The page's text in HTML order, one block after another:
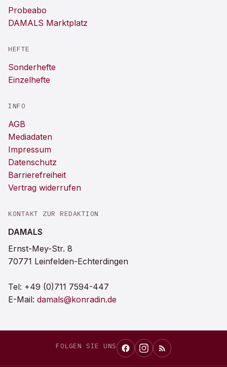
Probeabo
DAMALS Marktplatz
HEFTE
Sonderhefte
Einzelhefte
INFO
AGB
Mediadaten
Impressum
Datenschutz
Barrierefreiheit
Vertrag widerrufen
KONTAKT ZUR REDAKTION
DAMALS
Ernst-Mey-Str. 8
70771 Leinfelden-Echterdingen
Tel: +49 (0)711 7594-447
E-Mail: damals@konradin.de
FOLGEN SIE UNS